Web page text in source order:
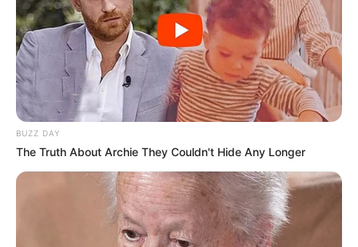
BUZZ DAY
The Truth About Archie They Couldn't Hide Any Longer